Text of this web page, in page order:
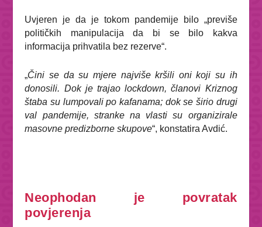
Uvjeren je da je tokom pandemije bilo „previše
političkih manipulacija da bi se bilo kakva
informacija prihvatila bez rezerve“.
„Čini se da su mjere najviše kršili oni koji su ih
donosili. Dok je trajao lockdown, članovi Kriznog
štaba su lumpovali po kafanama; dok se širio drugi
val pandemije, stranke na vlasti su organizirale
masovne predizborne skupove“, konstatira Avdić.
Neophodan je povratak
povjerenja